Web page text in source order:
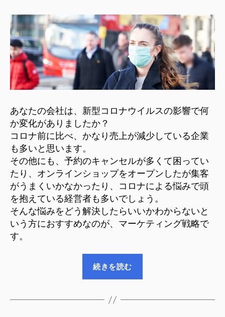
略
で、
営
者
が
す
き
ロ
ナ
対
策
を
見
つ
け
あなたの会社は、新型コロナウイルスの影響で何
か変化がありましたか？
コロナ前に比べ、かなり売上が減少している企業
も多いと思います。
その他にも、予約のキャンセルが多くて困ってい
たり、オンラインショップをオープンしたが集客
がうまくいかなかったり、コロナによる悩みで頭
を抱えている経営者も多いでしょう。
そんな悩みをどう解決したらいいかわからないと
いう方におすすめなのが、マーケティング戦略で
す。
続きを読む
テ